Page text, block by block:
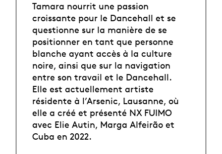
Tamara nourrit une passion
croissante pour le Dancehall et se
questionne sur la manière de se
positionner en tant que personne
blanche ayant accès à la culture
noire, ainsi que sur la navigation
entre son travail et le Dancehall.
Elle est actuellement artiste
résidente à l’Arsenic, Lausanne, où
elle a créé et présenté NX FUIMO
avec Elie Autin, Marga Alfeirão et
Cuba en 2022.